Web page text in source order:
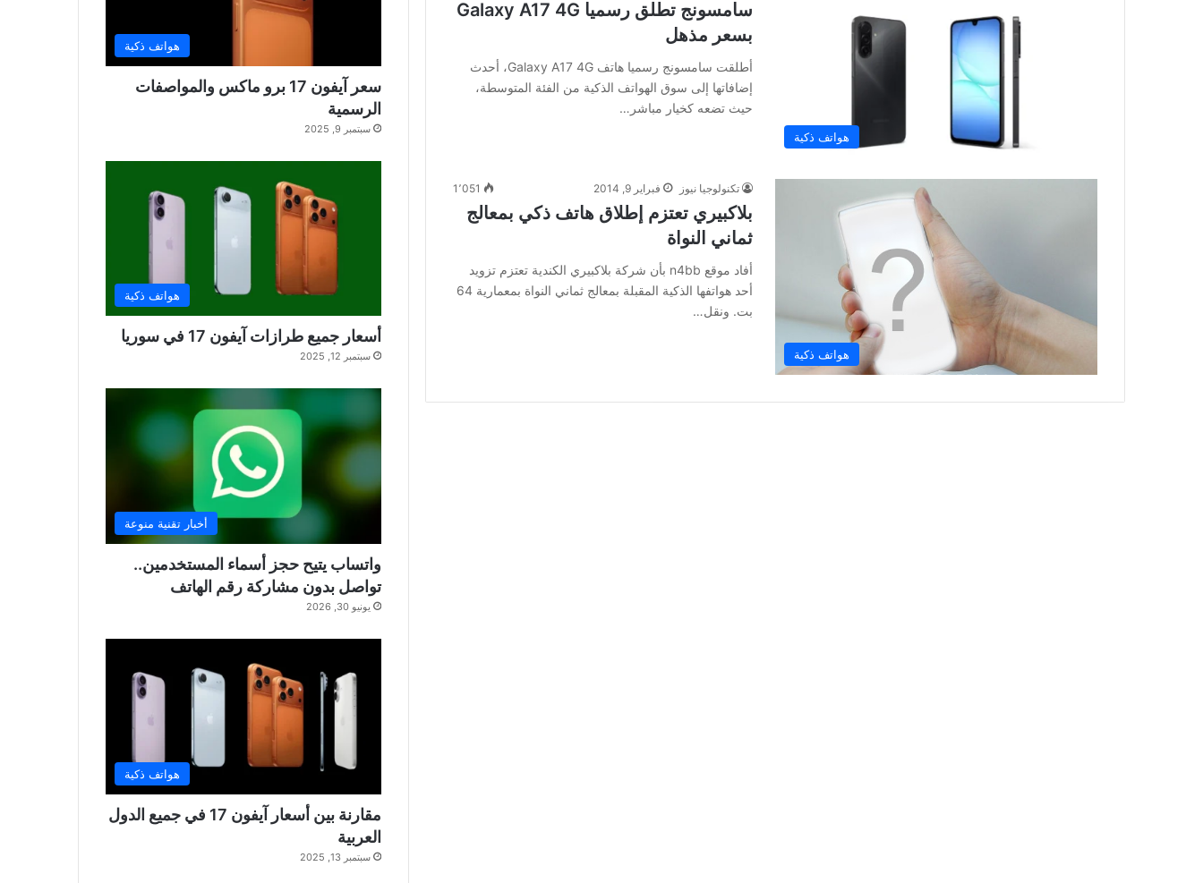
هواتف ذكية
سامسونج تطلق رسميا Galaxy A17 4G
بسعر مذهل
أطلقت سامسونج رسميا هاتف Galaxy A17 4G، أحدث
إضافاتها إلى سوق الهواتف الذكية من الفئة المتوسطة،
حيث تضعه كخيار مباشر…
هواتف ذكية
تكنولوجيا نيوز فبراير 9, 2014 1٬051
بلاكبيري تعتزم إطلاق هاتف ذكي بمعالج
ثماني النواة
أفاد موقع n4bb بأن شركة بلاكبيري الكندية تعتزم تزويد
أحد هواتفها الذكية المقبلة بمعالج ثماني النواة بمعمارية 64
بت. ونقل…
هواتف ذكية
سعر آيفون 17 برو ماكس والمواصفات
الرسمية
سبتمبر 9, 2025
هواتف ذكية
أسعار جميع طرازات آيفون 17 في سوريا
سبتمبر 12, 2025
أخبار تقنية منوعة
واتساب يتيح حجز أسماء المستخدمين..
تواصل بدون مشاركة رقم الهاتف
يونيو 30, 2026
هواتف ذكية
مقارنة بين أسعار آيفون 17 في جميع الدول
العربية
سبتمبر 13, 2025